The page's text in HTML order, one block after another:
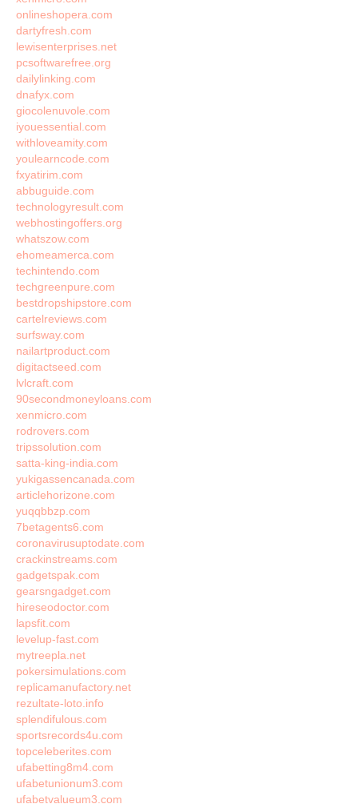
onlineshopera.com
dartyfresh.com
lewisenterprises.net
pcsoftwarefree.org
dailylinking.com
dnafyx.com
giocolenuvole.com
iyouessential.com
withloveamity.com
youlearncode.com
fxyatirim.com
abbuguide.com
technologyresult.com
webhostingoffers.org
whatszow.com
ehomeamerca.com
techintendo.com
techgreenpure.com
bestdropshipstore.com
cartelreviews.com
surfsway.com
nailartproduct.com
digitactseed.com
lvlcraft.com
90secondmoneyloans.com
xenmicro.com
rodrovers.com
tripssolution.com
satta-king-india.com
yukigassencanada.com
articlehorizone.com
yuqqbbzp.com
7betagents6.com
coronavirusuptodate.com
crackinstreams.com
gadgetspak.com
gearsngadget.com
hireseodoctor.com
lapsfit.com
levelup-fast.com
mytreepla.net
pokersimulations.com
replicamanufactory.net
rezultate-loto.info
splendifulous.com
sportsrecords4u.com
topceleberites.com
ufabetting8m4.com
ufabetunionum3.com
ufabetvalueum3.com